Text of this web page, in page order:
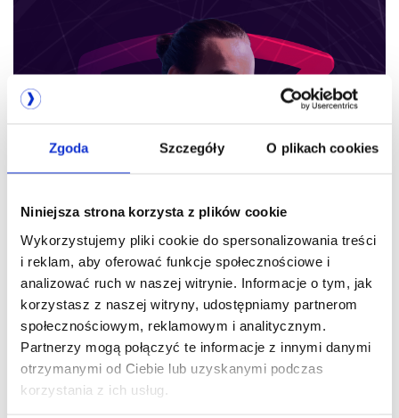
Zgoda Szczegóły O plikach cookies
Niniejsza strona korzysta z plików cookie
Wykorzystujemy pliki cookie do spersonalizowania treści
i reklam, aby oferować funkcje społecznościowe i
analizować ruch w naszej witrynie. Informacje o tym, jak
korzystasz z naszej witryny, udostępniamy partnerom
społecznościowym, reklamowym i analitycznym.
Partnerzy mogą połączyć te informacje z innymi danymi
otrzymanymi od Ciebie lub uzyskanymi podczas
korzystania z ich usług.
05.08.2026 r.
Cztery profile firm, które kryzys zaskoczy
najmocniej